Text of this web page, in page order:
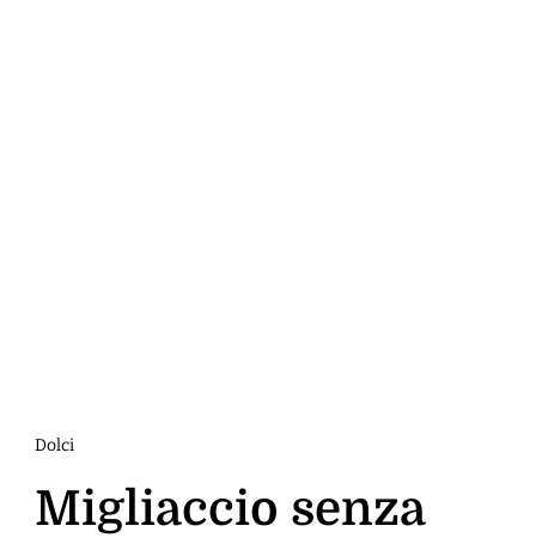
Dolci
Migliaccio senza